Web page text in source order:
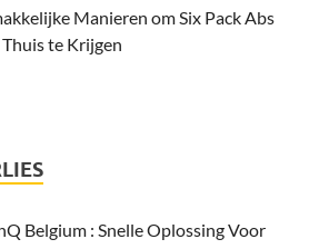
Manieren om Six Pack Abs
Thuis te Krijgen
Belgium : Snelle Oplossing Voor